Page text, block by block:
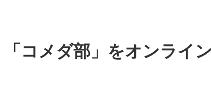
「コメダ部」をオンライ